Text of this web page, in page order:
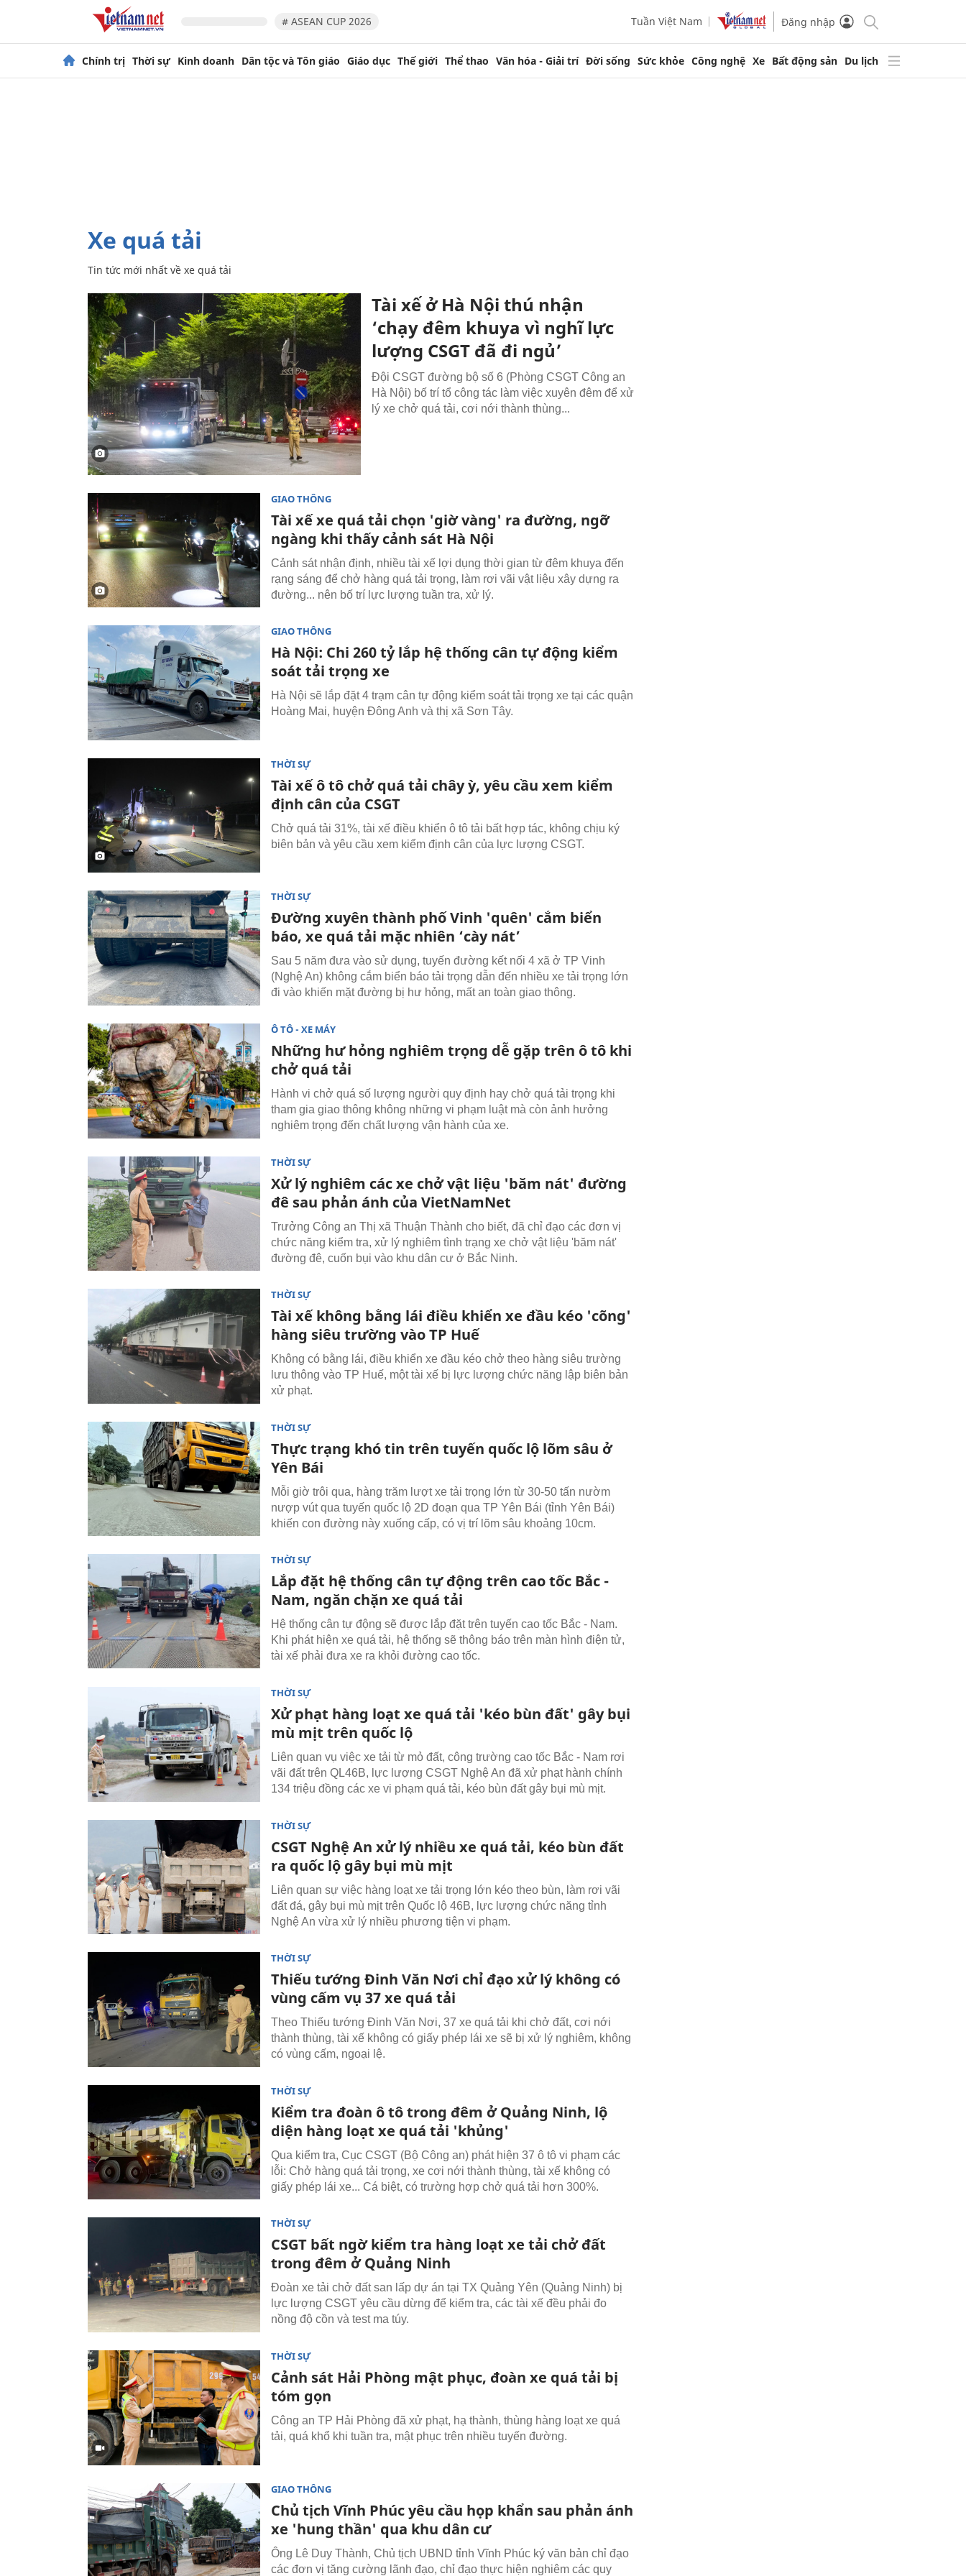
# ASEAN CUP 2026 Tuần Việt Nam Đăng nhập
Chính trị Thời sự Kinh doanh Dân tộc và Tôn giáo Giáo dục Thế giới Thể thao Văn hóa - Giải trí Đời sống Sức khỏe Công nghệ Xe Bất động sản Du lịch
xe quá tải
Tin tức mới nhất về xe quá tải
Tài xế ở Hà Nội thú nhận
‘chạy đêm khuya vì nghĩ lực
lượng CSGT đã đi ngủ’
Đội CSGT đường bộ số 6 (Phòng CSGT Công an
Hà Nội) bố trí tổ công tác làm việc xuyên đêm để xử
lý xe chở quá tải, cơi nới thành thùng...
GIAO THÔNG
Tài xế xe quá tải chọn 'giờ vàng' ra đường, ngỡ
ngàng khi thấy cảnh sát Hà Nội
Cảnh sát nhận định, nhiều tài xế lợi dụng thời gian từ đêm khuya đến
rạng sáng để chở hàng quá tải trọng, làm rơi vãi vật liệu xây dựng ra
đường... nên bố trí lực lượng tuần tra, xử lý.
GIAO THÔNG
Hà Nội: Chi 260 tỷ lắp hệ thống cân tự động kiểm
soát tải trọng xe
Hà Nội sẽ lắp đặt 4 trạm cân tự động kiểm soát tải trọng xe tại các quận
Hoàng Mai, huyện Đông Anh và thị xã Sơn Tây.
THỜI SỰ
Tài xế ô tô chở quá tải chây ỳ, yêu cầu xem kiểm
định cân của CSGT
Chở quá tải 31%, tài xế điều khiển ô tô tải bất hợp tác, không chịu ký
biên bản và yêu cầu xem kiểm định cân của lực lượng CSGT.
THỜI SỰ
Đường xuyên thành phố Vinh 'quên' cắm biển
báo, xe quá tải mặc nhiên ‘cày nát’
Sau 5 năm đưa vào sử dụng, tuyến đường kết nối 4 xã ở TP Vinh
(Nghệ An) không cắm biển báo tải trọng dẫn đến nhiều xe tải trọng lớn
đi vào khiến mặt đường bị hư hỏng, mất an toàn giao thông.
Ô TÔ - XE MÁY
Những hư hỏng nghiêm trọng dễ gặp trên ô tô khi
chở quá tải
Hành vi chở quá số lượng người quy định hay chở quá tải trọng khi
tham gia giao thông không những vi phạm luật mà còn ảnh hưởng
nghiêm trọng đến chất lượng vận hành của xe.
THỜI SỰ
Xử lý nghiêm các xe chở vật liệu 'băm nát' đường
đê sau phản ánh của VietNamNet
Trưởng Công an Thị xã Thuận Thành cho biết, đã chỉ đạo các đơn vị
chức năng kiểm tra, xử lý nghiêm tình trạng xe chở vật liệu 'băm nát'
đường đê, cuốn bụi vào khu dân cư ở Bắc Ninh.
THỜI SỰ
Tài xế không bằng lái điều khiển xe đầu kéo 'cõng'
hàng siêu trường vào TP Huế
Không có bằng lái, điều khiển xe đầu kéo chở theo hàng siêu trường
lưu thông vào TP Huế, một tài xế bị lực lượng chức năng lập biên bản
xử phạt.
THỜI SỰ
Thực trạng khó tin trên tuyến quốc lộ lõm sâu ở
Yên Bái
Mỗi giờ trôi qua, hàng trăm lượt xe tải trọng lớn từ 30-50 tấn nườm
nượp vút qua tuyến quốc lộ 2D đoạn qua TP Yên Bái (tỉnh Yên Bái)
khiến con đường này xuống cấp, có vị trí lõm sâu khoảng 10cm.
THỜI SỰ
Lắp đặt hệ thống cân tự động trên cao tốc Bắc -
Nam, ngăn chặn xe quá tải
Hệ thống cân tự động sẽ được lắp đặt trên tuyến cao tốc Bắc - Nam.
Khi phát hiện xe quá tải, hệ thống sẽ thông báo trên màn hình điện tử,
tài xế phải đưa xe ra khỏi đường cao tốc.
THỜI SỰ
Xử phạt hàng loạt xe quá tải 'kéo bùn đất' gây bụi
mù mịt trên quốc lộ
Liên quan vụ việc xe tải từ mỏ đất, công trường cao tốc Bắc - Nam rơi
vãi đất trên QL46B, lực lượng CSGT Nghệ An đã xử phạt hành chính
134 triệu đồng các xe vi phạm quá tải, kéo bùn đất gây bụi mù mịt.
THỜI SỰ
CSGT Nghệ An xử lý nhiều xe quá tải, kéo bùn đất
ra quốc lộ gây bụi mù mịt
Liên quan sự việc hàng loạt xe tải trọng lớn kéo theo bùn, làm rơi vãi
đất đá, gây bụi mù mịt trên Quốc lộ 46B, lực lượng chức năng tỉnh
Nghệ An vừa xử lý nhiều phương tiện vi phạm.
THỜI SỰ
Thiếu tướng Đinh Văn Nơi chỉ đạo xử lý không có
vùng cấm vụ 37 xe quá tải
Theo Thiếu tướng Đinh Văn Nơi, 37 xe quá tải khi chở đất, cơi nới
thành thùng, tài xế không có giấy phép lái xe sẽ bị xử lý nghiêm, không
có vùng cấm, ngoại lệ.
THỜI SỰ
Kiểm tra đoàn ô tô trong đêm ở Quảng Ninh, lộ
diện hàng loạt xe quá tải 'khủng'
Qua kiểm tra, Cục CSGT (Bộ Công an) phát hiện 37 ô tô vi phạm các
lỗi: Chở hàng quá tải trọng, xe cơi nới thành thùng, tài xế không có
giấy phép lái xe... Cá biệt, có trường hợp chở quá tải hơn 300%.
THỜI SỰ
CSGT bất ngờ kiểm tra hàng loạt xe tải chở đất
trong đêm ở Quảng Ninh
Đoàn xe tải chở đất san lấp dự án tại TX Quảng Yên (Quảng Ninh) bị
lực lượng CSGT yêu cầu dừng để kiểm tra, các tài xế đều phải đo
nồng độ cồn và test ma túy.
THỜI SỰ
Cảnh sát Hải Phòng mật phục, đoàn xe quá tải bị
tóm gọn
Công an TP Hải Phòng đã xử phạt, hạ thành, thùng hàng loạt xe quá
tải, quá khổ khi tuần tra, mật phục trên nhiều tuyến đường.
GIAO THÔNG
Chủ tịch Vĩnh Phúc yêu cầu họp khẩn sau phản ánh
xe 'hung thần' qua khu dân cư
Ông Lê Duy Thành, Chủ tịch UBND tỉnh Vĩnh Phúc ký văn bản chỉ đạo
các đơn vị tăng cường lãnh đạo, chỉ đạo thực hiện nghiêm các quy